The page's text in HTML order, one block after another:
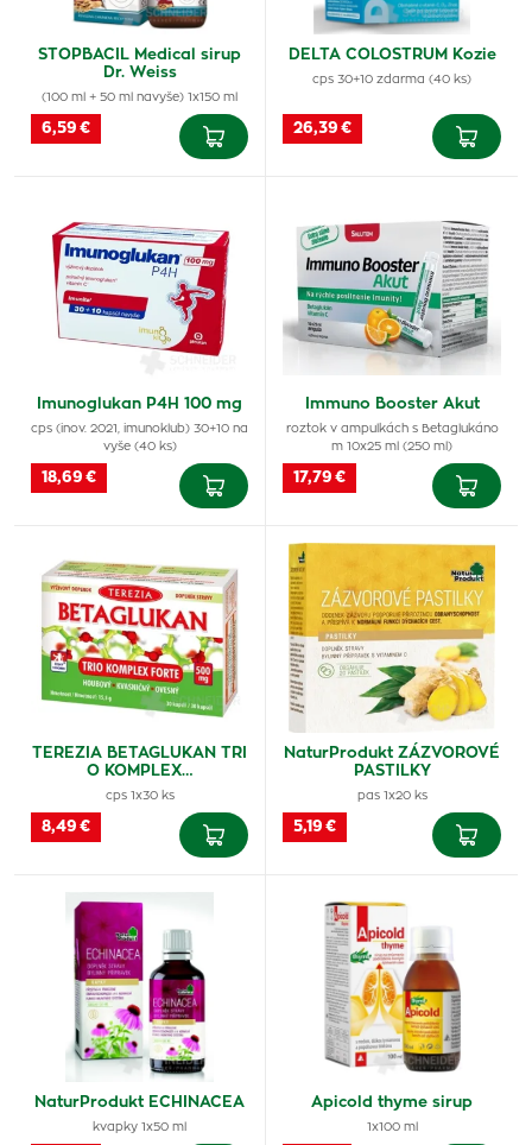
STOPBACIL Medical sirup
Dr. Weiss
(100 ml + 50 ml navyše) 1x150 ml
6,59 €
DELTA COLOSTRUM Kozie
cps 30+10 zdarma (40 ks)
26,39 €
Imunoglukan P4H 100 mg
cps (inov. 2021, imunoklub) 30+10 na
vyše (40 ks)
18,69 €
Immuno Booster Akut
roztok v ampulkách s Betaglukáno
m 10x25 ml (250 ml)
17,79 €
TEREZIA BETAGLUKAN TRI
O KOMPLEX…
cps 1x30 ks
8,49 €
NaturProdukt ZÁZVOROVÉ
PASTILKY
pas 1x20 ks
5,19 €
NaturProdukt ECHINACEA
kvapky 1x50 ml
Apicold thyme sirup
1x100 ml